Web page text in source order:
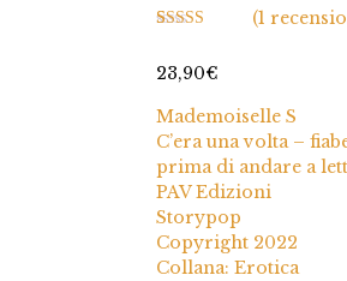
direcensioni
(1
23,90€
Mademoiselle S
C’era una volta –
prima di andare a
PAV Edizioni
Storypop
Copyright 2022
Collana: Erotica